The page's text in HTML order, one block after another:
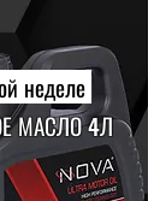
неделе
МАСЛО 4Л